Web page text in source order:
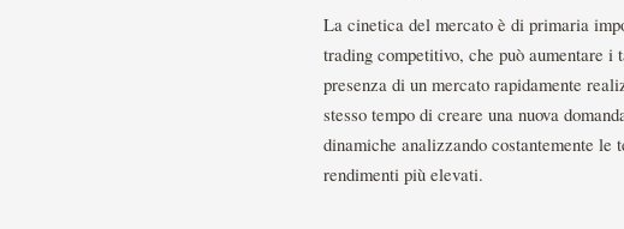
La cinetica del mercato è di primaria
trading competitivo, che può aumentare
presenza di un mercato rapidamente
stesso tempo di creare una nuova
dinamiche analizzando costantemente
rendimenti più elevati.